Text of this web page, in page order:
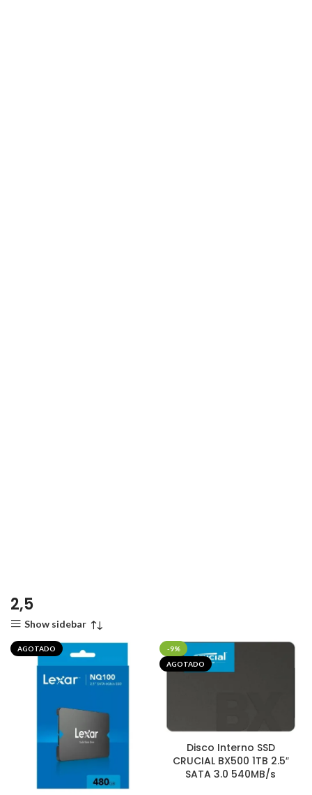
2,5
Show sidebar
AGOTADO
-9%
AGOTADO
Disco Interno SSD
CRUCIAL BX500 1TB 2.5″
SATA 3.0 540MB/s